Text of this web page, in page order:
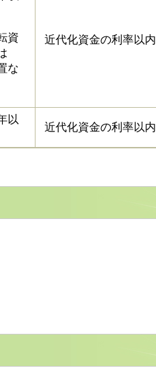
資
な
近代化資金の利率以内
以
近代化資金の利率以内